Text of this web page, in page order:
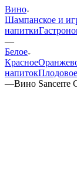
Вино
Шампанское и
напитки
—
Белое
Красное
напитокПлодовое
—Вино Sancerre